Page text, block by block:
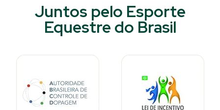
Juntos pelo Esporte
Equestre do Brasil​